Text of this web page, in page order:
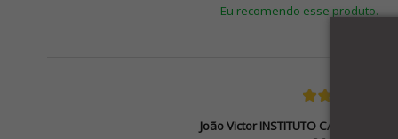
Eu recomendo esse produto.
João Victor INSTITUTO CAL-COMP